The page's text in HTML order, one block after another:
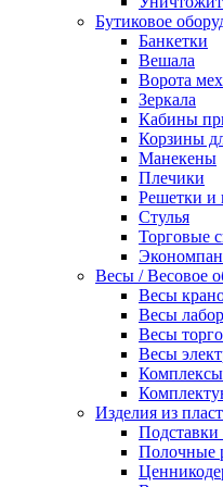
Бутиковое
Банкетки
Вешала
Ворота
Зеркала
Кабины
Корзины
Манекены
Плечики
Решетки и
Стулья
Торговые
Весы / Весовое
Весы
Весы
Весы
Весы
Комплексы
Изделия из
Полочные